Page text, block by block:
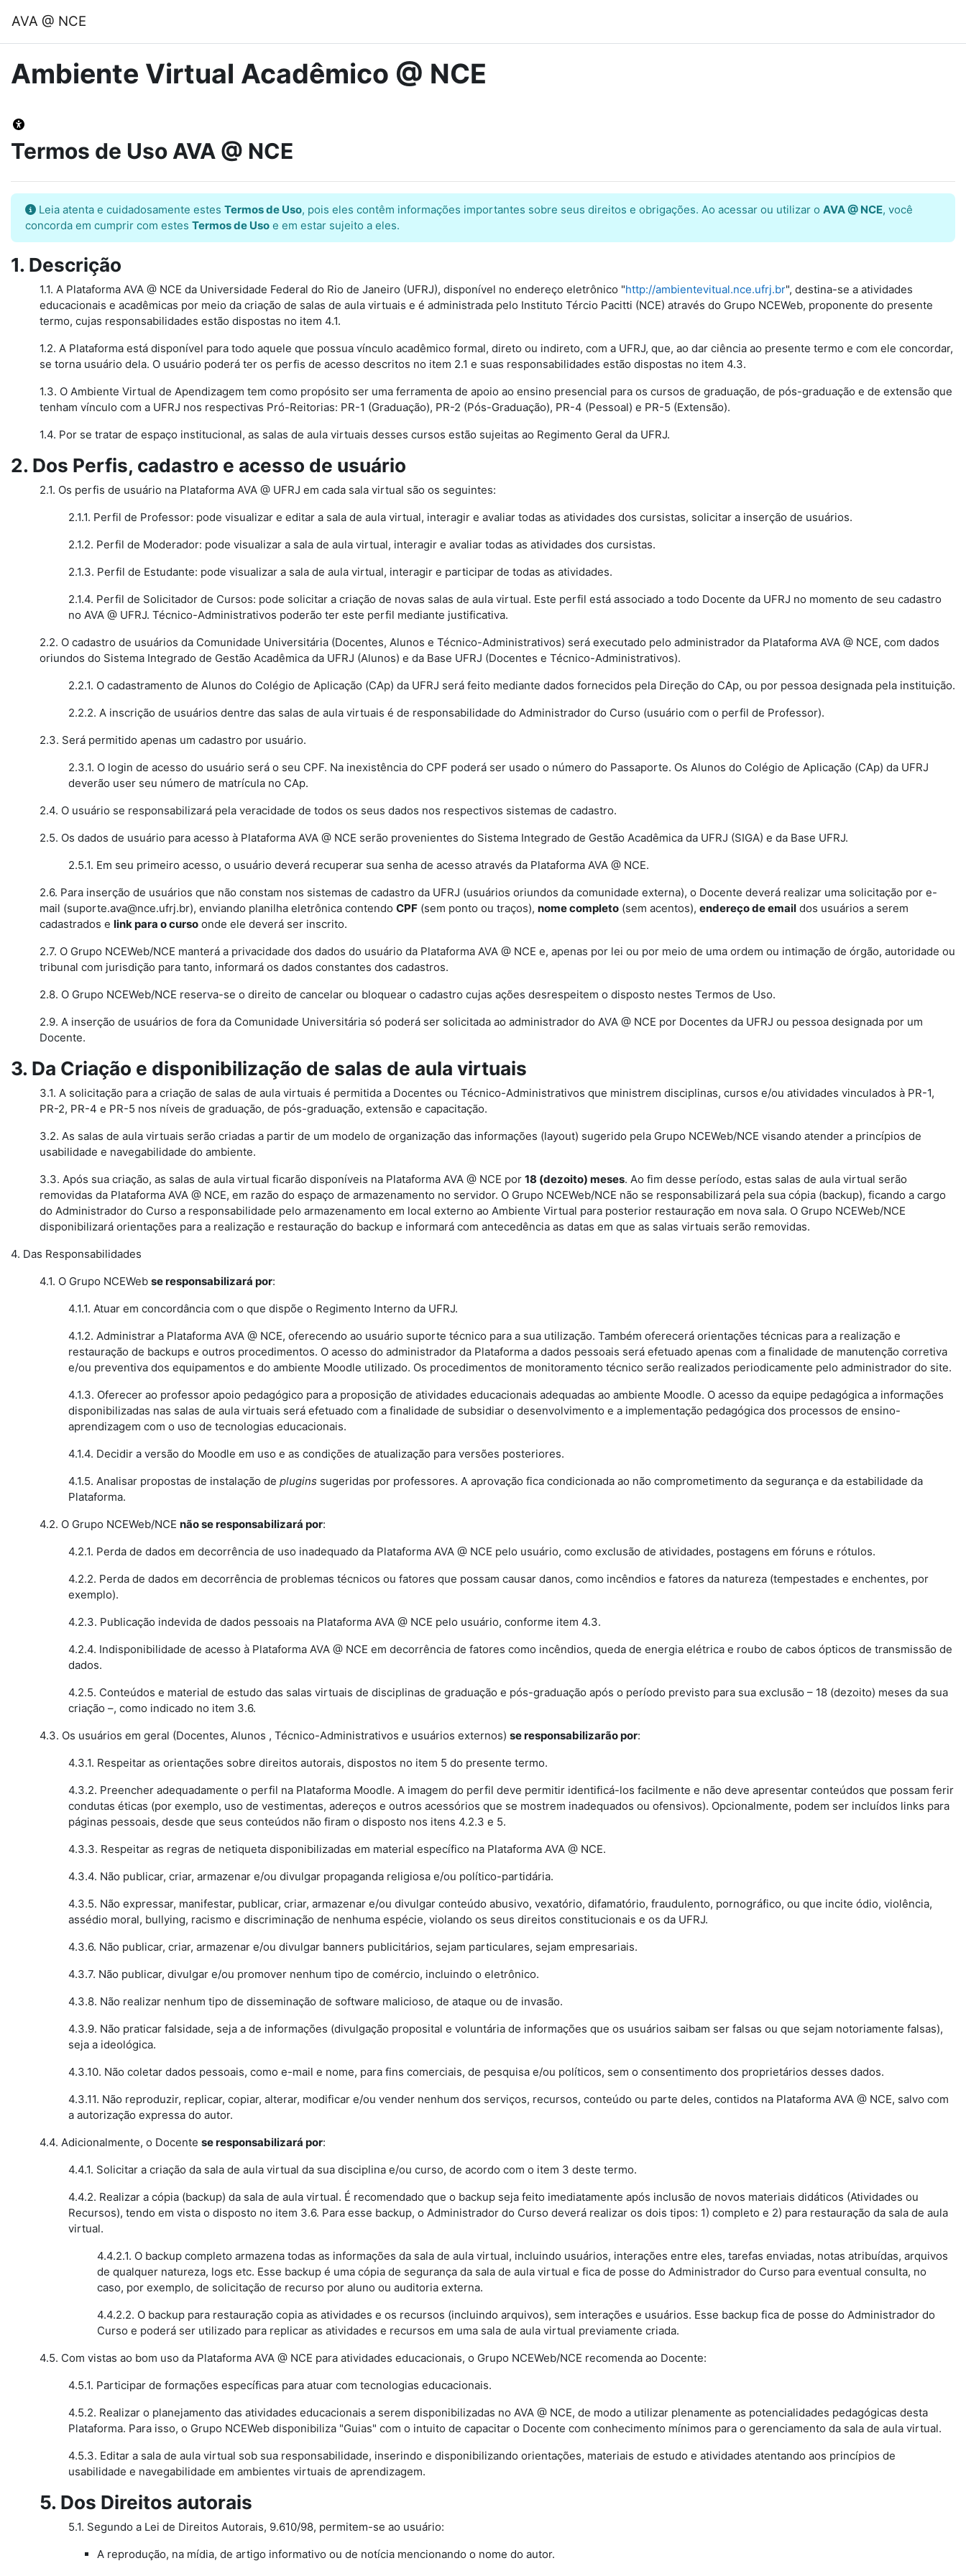
AVA @ NCE
Ambiente Virtual Acadêmico @ NCE
Termos de Uso AVA @ NCE
Leia atenta e cuidadosamente estes Termos de Uso, pois eles contêm informações importantes sobre seus direitos e obrigações. Ao acessar ou utilizar o AVA @ NCE, você
concorda em cumprir com estes Termos de Uso e em estar sujeito a eles.
1. Descrição
1.1. A Plataforma AVA @ NCE da Universidade Federal do Rio de Janeiro (UFRJ), disponível no endereço eletrônico "http://ambientevitual.nce.ufrj.br", destina-se a atividades
educacionais e acadêmicas por meio da criação de salas de aula virtuais e é administrada pelo Instituto Tércio Pacitti (NCE) através do Grupo NCEWeb, proponente do presente
termo, cujas responsabilidades estão dispostas no item 4.1.
1.2. A Plataforma está disponível para todo aquele que possua vínculo acadêmico formal, direto ou indireto, com a UFRJ, que, ao dar ciência ao presente termo e com ele concordar,
se torna usuário dela. O usuário poderá ter os perfis de acesso descritos no item 2.1 e suas responsabilidades estão dispostas no item 4.3.
1.3. O Ambiente Virtual de Apendizagem tem como propósito ser uma ferramenta de apoio ao ensino presencial para os cursos de graduação, de pós-graduação e de extensão que
tenham vínculo com a UFRJ nos respectivas Pró-Reitorias: PR-1 (Graduação), PR-2 (Pós-Graduação), PR-4 (Pessoal) e PR-5 (Extensão).
1.4. Por se tratar de espaço institucional, as salas de aula virtuais desses cursos estão sujeitas ao Regimento Geral da UFRJ.
2. Dos Perfis, cadastro e acesso de usuário
2.1. Os perfis de usuário na Plataforma AVA @ UFRJ em cada sala virtual são os seguintes:
2.1.1. Perfil de Professor: pode visualizar e editar a sala de aula virtual, interagir e avaliar todas as atividades dos cursistas, solicitar a inserção de usuários.
2.1.2. Perfil de Moderador: pode visualizar a sala de aula virtual, interagir e avaliar todas as atividades dos cursistas.
2.1.3. Perfil de Estudante: pode visualizar a sala de aula virtual, interagir e participar de todas as atividades.
2.1.4. Perfil de Solicitador de Cursos: pode solicitar a criação de novas salas de aula virtual. Este perfil está associado a todo Docente da UFRJ no momento de seu cadastro
no AVA @ UFRJ. Técnico-Administrativos poderão ter este perfil mediante justificativa.
2.2. O cadastro de usuários da Comunidade Universitária (Docentes, Alunos e Técnico-Administrativos) será executado pelo administrador da Plataforma AVA @ NCE, com dados
oriundos do Sistema Integrado de Gestão Acadêmica da UFRJ (Alunos) e da Base UFRJ (Docentes e Técnico-Administrativos).
2.2.1. O cadastramento de Alunos do Colégio de Aplicação (CAp) da UFRJ será feito mediante dados fornecidos pela Direção do CAp, ou por pessoa designada pela instituição.
2.2.2. A inscrição de usuários dentre das salas de aula virtuais é de responsabilidade do Administrador do Curso (usuário com o perfil de Professor).
2.3. Será permitido apenas um cadastro por usuário.
2.3.1. O login de acesso do usuário será o seu CPF. Na inexistência do CPF poderá ser usado o número do Passaporte. Os Alunos do Colégio de Aplicação (CAp) da UFRJ
deverão user seu número de matrícula no CAp.
2.4. O usuário se responsabilizará pela veracidade de todos os seus dados nos respectivos sistemas de cadastro.
2.5. Os dados de usuário para acesso à Plataforma AVA @ NCE serão provenientes do Sistema Integrado de Gestão Acadêmica da UFRJ (SIGA) e da Base UFRJ.
2.5.1. Em seu primeiro acesso, o usuário deverá recuperar sua senha de acesso através da Plataforma AVA @ NCE.
2.6. Para inserção de usuários que não constam nos sistemas de cadastro da UFRJ (usuários oriundos da comunidade externa), o Docente deverá realizar uma solicitação por e-
mail (suporte.ava@nce.ufrj.br), enviando planilha eletrônica contendo CPF (sem ponto ou traços), nome completo (sem acentos), endereço de email dos usuários a serem
cadastrados e link para o curso onde ele deverá ser inscrito.
2.7. O Grupo NCEWeb/NCE manterá a privacidade dos dados do usuário da Plataforma AVA @ NCE e, apenas por lei ou por meio de uma ordem ou intimação de órgão, autoridade ou
tribunal com jurisdição para tanto, informará os dados constantes dos cadastros.
2.8. O Grupo NCEWeb/NCE reserva-se o direito de cancelar ou bloquear o cadastro cujas ações desrespeitem o disposto nestes Termos de Uso.
2.9. A inserção de usuários de fora da Comunidade Universitária só poderá ser solicitada ao administrador do AVA @ NCE por Docentes da UFRJ ou pessoa designada por um
Docente.
3. Da Criação e disponibilização de salas de aula virtuais
3.1. A solicitação para a criação de salas de aula virtuais é permitida a Docentes ou Técnico-Administrativos que ministrem disciplinas, cursos e/ou atividades vinculados à PR-1,
PR-2, PR-4 e PR-5 nos níveis de graduação, de pós-graduação, extensão e capacitação.
3.2. As salas de aula virtuais serão criadas a partir de um modelo de organização das informações (layout) sugerido pela Grupo NCEWeb/NCE visando atender a princípios de
usabilidade e navegabilidade do ambiente.
3.3. Após sua criação, as salas de aula virtual ficarão disponíveis na Plataforma AVA @ NCE por 18 (dezoito) meses. Ao fim desse período, estas salas de aula virtual serão
removidas da Plataforma AVA @ NCE, em razão do espaço de armazenamento no servidor. O Grupo NCEWeb/NCE não se responsabilizará pela sua cópia (backup), ficando a cargo
do Administrador do Curso a responsabilidade pelo armazenamento em local externo ao Ambiente Virtual para posterior restauração em nova sala. O Grupo NCEWeb/NCE
disponibilizará orientações para a realização e restauração do backup e informará com antecedência as datas em que as salas virtuais serão removidas.
4. Das Responsabilidades
4.1. O Grupo NCEWeb se responsabilizará por:
4.1.1. Atuar em concordância com o que dispõe o Regimento Interno da UFRJ.
4.1.2. Administrar a Plataforma AVA @ NCE, oferecendo ao usuário suporte técnico para a sua utilização. Também oferecerá orientações técnicas para a realização e
restauração de backups e outros procedimentos. O acesso do administrador da Plataforma a dados pessoais será efetuado apenas com a finalidade de manutenção corretiva
e/ou preventiva dos equipamentos e do ambiente Moodle utilizado. Os procedimentos de monitoramento técnico serão realizados periodicamente pelo administrador do site.
4.1.3. Oferecer ao professor apoio pedagógico para a proposição de atividades educacionais adequadas ao ambiente Moodle. O acesso da equipe pedagógica a informações
disponibilizadas nas salas de aula virtuais será efetuado com a finalidade de subsidiar o desenvolvimento e a implementação pedagógica dos processos de ensino-
aprendizagem com o uso de tecnologias educacionais.
4.1.4. Decidir a versão do Moodle em uso e as condições de atualização para versões posteriores.
4.1.5. Analisar propostas de instalação de plugins sugeridas por professores. A aprovação fica condicionada ao não comprometimento da segurança e da estabilidade da
Plataforma.
4.2. O Grupo NCEWeb/NCE não se responsabilizará por:
4.2.1. Perda de dados em decorrência de uso inadequado da Plataforma AVA @ NCE pelo usuário, como exclusão de atividades, postagens em fóruns e rótulos.
4.2.2. Perda de dados em decorrência de problemas técnicos ou fatores que possam causar danos, como incêndios e fatores da natureza (tempestades e enchentes, por
exemplo).
4.2.3. Publicação indevida de dados pessoais na Plataforma AVA @ NCE pelo usuário, conforme item 4.3.
4.2.4. Indisponibilidade de acesso à Plataforma AVA @ NCE em decorrência de fatores como incêndios, queda de energia elétrica e roubo de cabos ópticos de transmissão de
dados.
4.2.5. Conteúdos e material de estudo das salas virtuais de disciplinas de graduação e pós-graduação após o período previsto para sua exclusão – 18 (dezoito) meses da sua
criação –, como indicado no item 3.6.
4.3. Os usuários em geral (Docentes, Alunos , Técnico-Administrativos e usuários externos) se responsabilizarão por:
4.3.1. Respeitar as orientações sobre direitos autorais, dispostos no item 5 do presente termo.
4.3.2. Preencher adequadamente o perfil na Plataforma Moodle. A imagem do perfil deve permitir identificá-los facilmente e não deve apresentar conteúdos que possam ferir
condutas éticas (por exemplo, uso de vestimentas, adereços e outros acessórios que se mostrem inadequados ou ofensivos). Opcionalmente, podem ser incluídos links para
páginas pessoais, desde que seus conteúdos não firam o disposto nos itens 4.2.3 e 5.
4.3.3. Respeitar as regras de netiqueta disponibilizadas em material específico na Plataforma AVA @ NCE.
4.3.4. Não publicar, criar, armazenar e/ou divulgar propaganda religiosa e/ou político-partidária.
4.3.5. Não expressar, manifestar, publicar, criar, armazenar e/ou divulgar conteúdo abusivo, vexatório, difamatório, fraudulento, pornográfico, ou que incite ódio, violência,
assédio moral, bullying, racismo e discriminação de nenhuma espécie, violando os seus direitos constitucionais e os da UFRJ.
4.3.6. Não publicar, criar, armazenar e/ou divulgar banners publicitários, sejam particulares, sejam empresariais.
4.3.7. Não publicar, divulgar e/ou promover nenhum tipo de comércio, incluindo o eletrônico.
4.3.8. Não realizar nenhum tipo de disseminação de software malicioso, de ataque ou de invasão.
4.3.9. Não praticar falsidade, seja a de informações (divulgação proposital e voluntária de informações que os usuários saibam ser falsas ou que sejam notoriamente falsas),
seja a ideológica.
4.3.10. Não coletar dados pessoais, como e-mail e nome, para fins comerciais, de pesquisa e/ou políticos, sem o consentimento dos proprietários desses dados.
4.3.11. Não reproduzir, replicar, copiar, alterar, modificar e/ou vender nenhum dos serviços, recursos, conteúdo ou parte deles, contidos na Plataforma AVA @ NCE, salvo com
a autorização expressa do autor.
4.4. Adicionalmente, o Docente se responsabilizará por:
4.4.1. Solicitar a criação da sala de aula virtual da sua disciplina e/ou curso, de acordo com o item 3 deste termo.
4.4.2. Realizar a cópia (backup) da sala de aula virtual. É recomendado que o backup seja feito imediatamente após inclusão de novos materiais didáticos (Atividades ou
Recursos), tendo em vista o disposto no item 3.6. Para esse backup, o Administrador do Curso deverá realizar os dois tipos: 1) completo e 2) para restauração da sala de aula
virtual.
4.4.2.1. O backup completo armazena todas as informações da sala de aula virtual, incluindo usuários, interações entre eles, tarefas enviadas, notas atribuídas, arquivos
de qualquer natureza, logs etc. Esse backup é uma cópia de segurança da sala de aula virtual e fica de posse do Administrador do Curso para eventual consulta, no
caso, por exemplo, de solicitação de recurso por aluno ou auditoria externa.
4.4.2.2. O backup para restauração copia as atividades e os recursos (incluindo arquivos), sem interações e usuários. Esse backup fica de posse do Administrador do
Curso e poderá ser utilizado para replicar as atividades e recursos em uma sala de aula virtual previamente criada.
4.5. Com vistas ao bom uso da Plataforma AVA @ NCE para atividades educacionais, o Grupo NCEWeb/NCE recomenda ao Docente:
4.5.1. Participar de formações específicas para atuar com tecnologias educacionais.
4.5.2. Realizar o planejamento das atividades educacionais a serem disponibilizadas no AVA @ NCE, de modo a utilizar plenamente as potencialidades pedagógicas desta
Plataforma. Para isso, o Grupo NCEWeb disponibiliza "Guias" com o intuito de capacitar o Docente com conhecimento mínimos para o gerenciamento da sala de aula virtual.
4.5.3. Editar a sala de aula virtual sob sua responsabilidade, inserindo e disponibilizando orientações, materiais de estudo e atividades atentando aos princípios de
usabilidade e navegabilidade em ambientes virtuais de aprendizagem.
5. Dos Direitos autorais
5.1. Segundo a Lei de Direitos Autorais, 9.610/98, permitem-se ao usuário:
A reprodução, na mídia, de artigo informativo ou de notícia mencionando o nome do autor.